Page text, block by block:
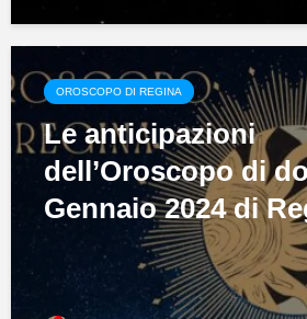
OROSCOPO DI REGINA
Le anticipazioni
dell’Oroscopo di
Gennaio 2024 di